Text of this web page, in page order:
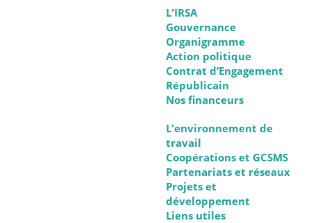
L'IRSA
Gouvernance
Organigramme
Action politique
Contrat d’Engagement
Républicain
Nos financeurs
L'environnement de
travail
Coopérations et GCSMS
Partenariats et réseaux
Projets et
développement
Liens utiles